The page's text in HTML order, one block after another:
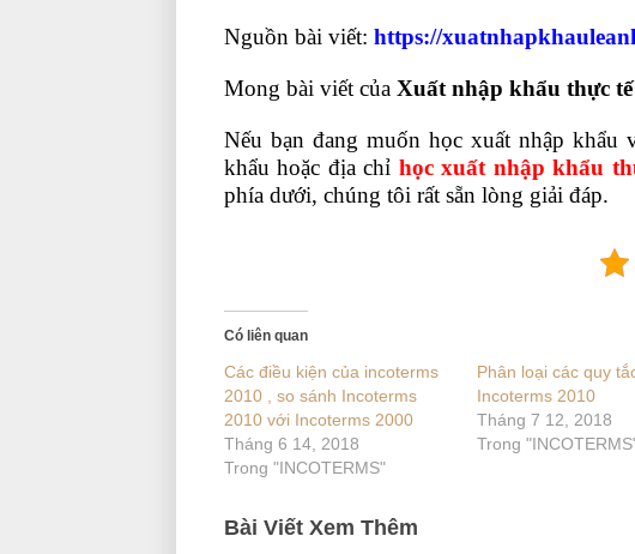
Nguồn bài viết: https://
Mong bài viết của Xuất nhập khẩu thực tế
Nếu bạn đang muốn học xuất nhập khẩu
khẩu hoặc địa chỉ học xuất nhập khẩu
phía dưới, chúng tôi rất sẵn lòng giải đáp.
Có liên quan
Các điều kiện của incoterms
2010 , so sánh Incoterms
2010 với Incoterms 2000
Tháng 6 14, 2018
Trong "INCOTERMS"
Phân loại các quy
Incoterms 2010
Tháng 7 12, 2018
Trong
Bài Viết Xem Thêm